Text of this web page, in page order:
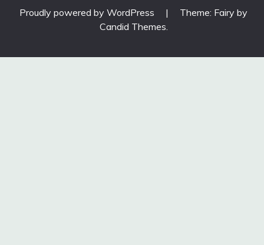
Proudly powered by WordPress |
Theme: Fairy by
Candid Themes.